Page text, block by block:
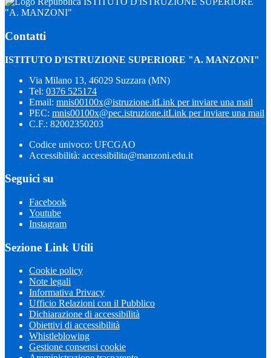
"A. MANZONI"
Contatti
ISTITUTO D'ISTRUZIONE SUPERIORE "A. MANZONI"
Via Milano 13, 46029 Suzzara (MN)
Tel: 0376 525174
Email: mnis00100x@istruzione.itLink per inviare una mail
PEC: mnis00100x@pec.istruzione.itLink per inviare una mail
C.F.: 82002350203
Codice univoco: UFCGAO
Accessibilità: accessibilita@manzoni.edu.it
Seguici su
Facebook
Youtube
Instagram
Sezione Link Utili
Cookie policy
Note legali
Informativa Privacy
Ufficio Relazioni con il Pubblico
Dichiarazione di accessibilità
Obiettivi di accessibilità
Whistleblowing
Gestione consensi cookie